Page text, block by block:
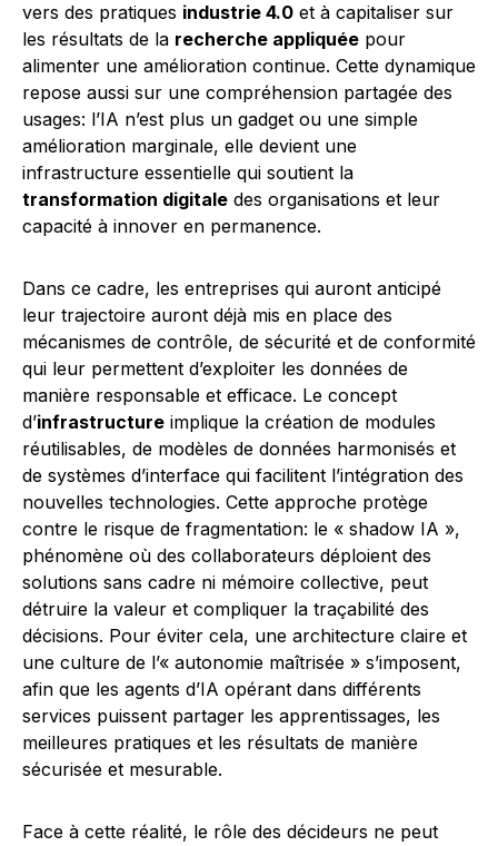
vers des pratiques industrie 4.0 et à capitaliser sur
les résultats de la recherche appliquée pour
alimenter une amélioration continue. Cette dynamique
repose aussi sur une compréhension partagée des
usages: l’IA n’est plus un gadget ou une simple
amélioration marginale, elle devient une
infrastructure essentielle qui soutient la
transformation digitale des organisations et leur
capacité à innover en permanence.
Dans ce cadre, les entreprises qui auront anticipé
leur trajectoire auront déjà mis en place des
mécanismes de contrôle, de sécurité et de conformité
qui leur permettent d’exploiter les données de
manière responsable et efficace. Le concept
d’infrastructure implique la création de modules
réutilisables, de modèles de données harmonisés et
de systèmes d’interface qui facilitent l’intégration des
nouvelles technologies. Cette approche protège
contre le risque de fragmentation: le « shadow IA »,
phénomène où des collaborateurs déploient des
solutions sans cadre ni mémoire collective, peut
détruire la valeur et compliquer la traçabilité des
décisions. Pour éviter cela, une architecture claire et
une culture de l’« autonomie maîtrisée » s’imposent,
afin que les agents d’IA opérant dans différents
services puissent partager les apprentissages, les
meilleures pratiques et les résultats de manière
sécurisée et mesurable.
Face à cette réalité, le rôle des décideurs ne peut